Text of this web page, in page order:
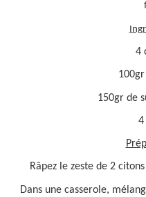
4
150gr de
Râpez le zeste de 2
Dans une casserole,